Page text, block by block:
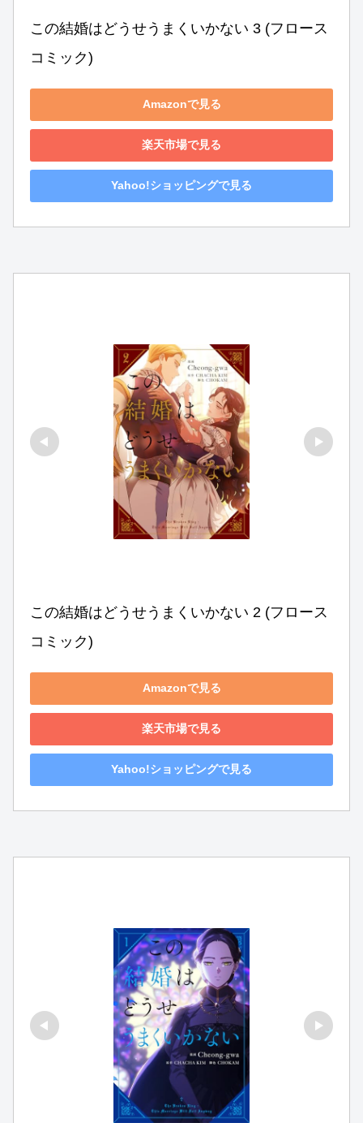
この結婚はどうせうまくいかない 3 (フロース
コミック)
Amazonで見る
楽天市場で見る
Yahoo!ショッピングで見る
この結婚はどうせうまくいかない 2 (フロース
コミック)
Amazonで見る
楽天市場で見る
Yahoo!ショッピングで見る